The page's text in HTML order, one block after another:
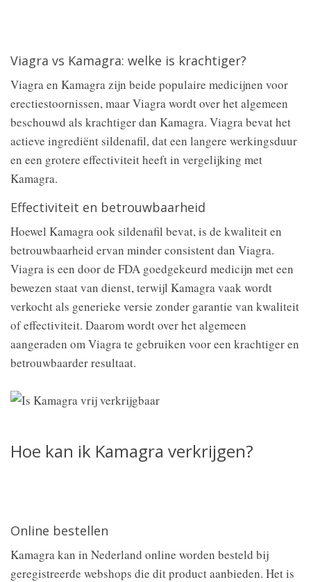
Viagra vs Kamagra: welke is krachtiger?
Viagra en Kamagra zijn beide populaire medicijnen voor
erectiestoornissen, maar Viagra wordt over het algemeen
beschouwd als krachtiger dan Kamagra. Viagra bevat het
actieve ingrediënt sildenafil, dat een langere werkingsduur
en een grotere effectiviteit heeft in vergelijking met
Kamagra.
Effectiviteit en betrouwbaarheid
Hoewel Kamagra ook sildenafil bevat, is de kwaliteit en
betrouwbaarheid ervan minder consistent dan Viagra.
Viagra is een door de FDA goedgekeurd medicijn met een
bewezen staat van dienst, terwijl Kamagra vaak wordt
verkocht als generieke versie zonder garantie van kwaliteit
of effectiviteit. Daarom wordt over het algemeen
aangeraden om Viagra te gebruiken voor een krachtiger en
betrouwbaarder resultaat.
Hoe kan ik Kamagra verkrijgen?
Online bestellen
Kamagra kan in Nederland online worden besteld bij
geregistreerde webshops die dit product aanbieden. Het is